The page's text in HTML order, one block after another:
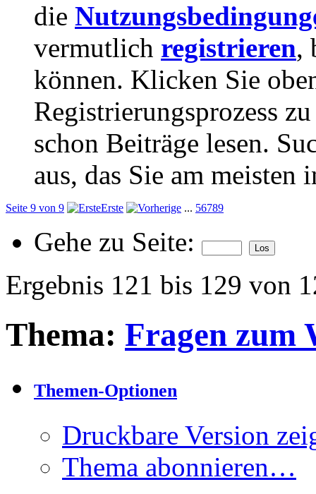
die
vermutlich registrieren,
können. Klicken Sie
Registrierungsprozess
schon Beiträge lesen.
aus, das Sie am meisten
Seite 9 von 9 Erste ... 56789
Gehe zu Seite:
Ergebnis 121 bis 129 von
Thema: Fragen zum
Themen-Optionen
Druckbare Version
Thema abonnieren…